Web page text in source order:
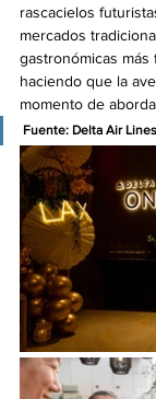
rascacielos
mercados
gastronómicas
haciendo que la
momento de
Fuente: Delta Air Lines